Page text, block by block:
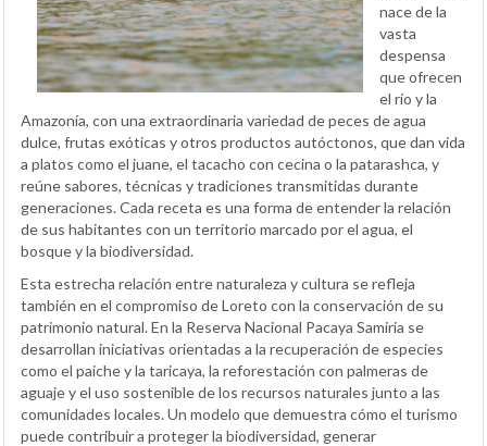
nace de la
vasta
despensa
que ofrecen
el río y la
Amazonía, con una extraordinaria variedad de peces de agua
dulce, frutas exóticas y otros productos autóctonos, que dan vida
a platos como el juane, el tacacho con cecina o la patarashca, y
reúne sabores, técnicas y tradiciones transmitidas durante
generaciones. Cada receta es una forma de entender la relación
de sus habitantes con un territorio marcado por el agua, el
bosque y la biodiversidad.
Esta estrecha relación entre naturaleza y cultura se refleja
también en el compromiso de Loreto con la conservación de su
patrimonio natural. En la Reserva Nacional Pacaya Samiria se
desarrollan iniciativas orientadas a la recuperación de especies
como el paiche y la taricaya, la reforestación con palmeras de
aguaje y el uso sostenible de los recursos naturales junto a las
comunidades locales. Un modelo que demuestra cómo el turismo
puede contribuir a proteger la biodiversidad, generar